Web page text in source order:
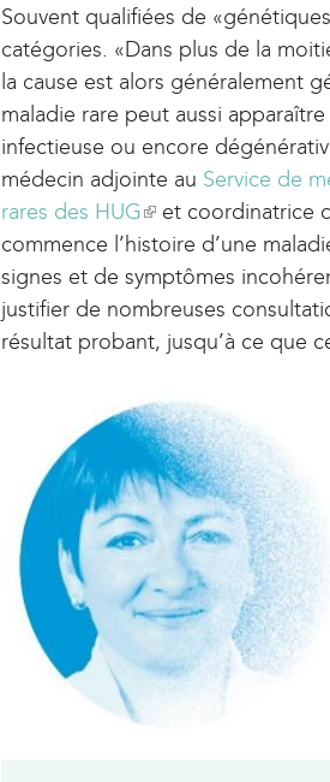
Souvent qualifiées de
catégories. «Dans plus de la
la cause est alors généralement
maladie rare peut aussi
infectieuse ou encore
médecin adjointe au Service de
rares des HUG(
l
i
n
k
s
e
x
t
e
r
n
a
l
et coordinatrice
commence l’histoire d’une
signes et de symptômes
justifier de nombreuses
résultat probant, jusqu’à ce que